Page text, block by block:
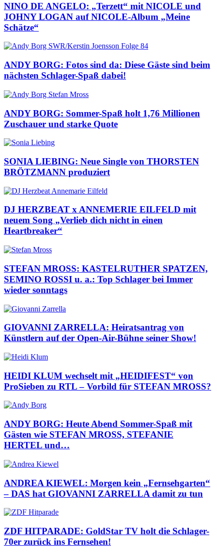
NINO DE ANGELO: „Terzett“ mit NICOLE und
JOHNY LOGAN auf NICOLE-Album „Meine
Schätze“
ANDY BORG: Fotos sind da: Diese Gäste sind beim
nächsten Schlager-Spaß dabei!
ANDY BORG: Sommer-Spaß holt 1,76 Millionen
Zuschauer und starke Quote
SONIA LIEBING: Neue Single von THORSTEN
BRÖTZMANN produziert
DJ HERZBEAT x ANNEMERIE EILFELD mit
neuem Song „Verlieb dich nicht in einen
Heartbreaker“
STEFAN MROSS: KASTELRUTHER SPATZEN,
SEMINO ROSSI u. a.: Top Schlager bei Immer
wieder sonntags
GIOVANNI ZARRELLA: Heiratsantrag von
Künstlern auf der Open-Air-Bühne seiner Show!
HEIDI KLUM wechselt mit „HEIDIFEST“ von
ProSieben zu RTL – Vorbild für STEFAN MROSS?
ANDY BORG: Heute Abend Sommer-Spaß mit
Gästen wie STEFAN MROSS, STEFANIE
HERTEL und…
ANDREA KIEWEL: Morgen kein „Fernsehgarten“
– DAS hat GIOVANNI ZARRELLA damit zu tun
ZDF HITPARADE: GoldStar TV holt die Schlager-
70er zurück ins Fernsehen!